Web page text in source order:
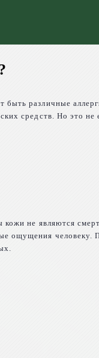
различные
средств. Но это не
не являются
ощущения человеку.